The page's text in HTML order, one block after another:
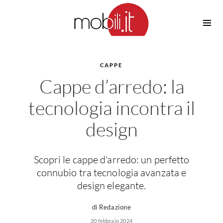
Cucine Moderne
Cucine Classiche
Cucine Country
Cucine Monoblocco
Attrezzature Interne
Elettrodomestici
Irrigazione
Casette in Legno
Amaca
Piante
CAPPE
Cappe d’arredo: la
tecnologia incontra il
design
Scopri le cappe d'arredo: un perfetto
connubio tra tecnologia avanzata e
design elegante.
di Redazione
20 febbraio 2024